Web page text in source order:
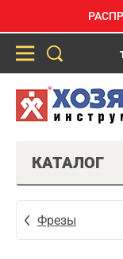
КАТАЛОГ
Фрезы